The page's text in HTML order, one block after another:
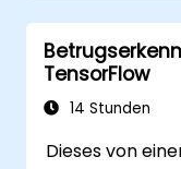
nutzen.
mithilfe von
TensorFlow
14 Stunden
Dieses von